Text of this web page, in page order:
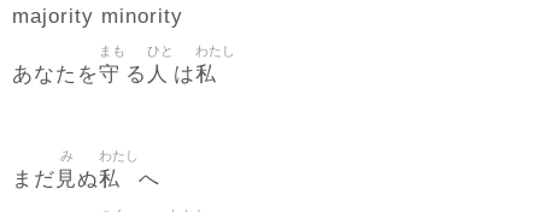
majority minority
あなたを守
まも
る 人
ひと
は私
わたし
まだ 見
み
ぬ私
わたし
へ